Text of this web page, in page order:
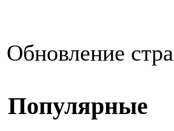
Обновление
Популярные